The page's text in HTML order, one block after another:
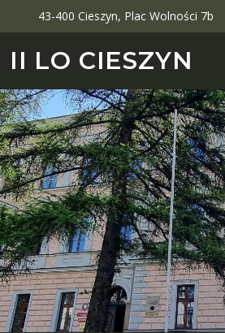
43-400 Cieszyn, Plac Wolności 7b
II LO CIESZYN